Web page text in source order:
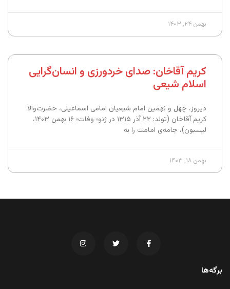
بهمن ۲۴, ۱۴۰۳
کریم آقاخان: صدای خردورزی و انسان‌گرایی
اسلام شیعی
دیروز، چهل و نهمین امام شیعیان امامی اسماعیلی، حضرت‌والا
کریم آقاخان (تولد: ۲۲ آذر ۱۳۱۵ در ژنو؛ وفات؛ ۱۶ بهمن ۱۴۰۳،
لیسبون)، جامه‌ی امامت را به
بهمن ۱۸, ۱۴۰۳
برگه‌ها